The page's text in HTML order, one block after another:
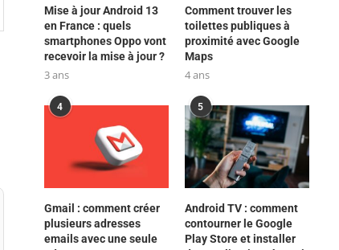
Mise à jour Android 13
en France : quels
smartphones Oppo vont
recevoir la mise à jour ?
3 ans
Comment trouver les
toilettes publiques à
proximité avec Google
Maps
4 ans
4
Gmail : comment créer
plusieurs adresses
emails avec une seule
5
Android TV : comment
contourner le Google
Play Store et installer